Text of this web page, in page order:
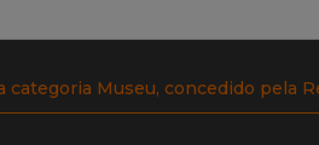
categoria Museu, concedido pela